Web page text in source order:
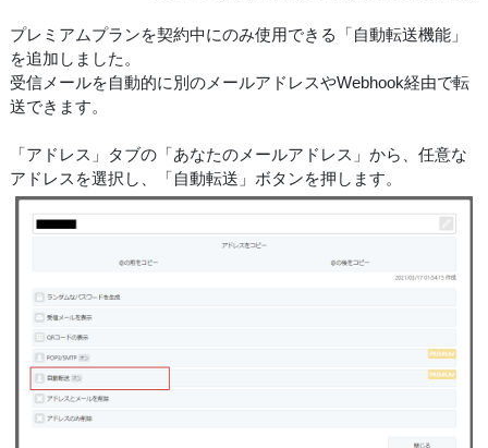
プレミアムプランを契約中にのみ使用できる「自動転送機能」
を追加しました。
受信メールを自動的に別のメールアドレスやWebhook経由で転
送できます。
「アドレス」タブの「あなたのメールアドレス」から、任意な
アドレスを選択し、「自動転送」ボタンを押します。